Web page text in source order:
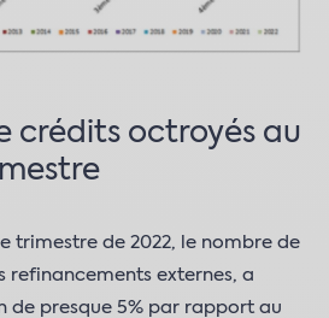
crédits octroyés au
trimestre de 2022, le nombre de
refinancements externes, a
de presque 5% par rapport au